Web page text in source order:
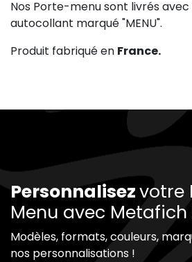
Nos Porte-menu sont livrés
autocollant marqué "MENU".
Produit fabriqué en France.
Personnalisezvotre
Menu avec Metafich
Modèles, formats, couleurs,
nos personnalisations !